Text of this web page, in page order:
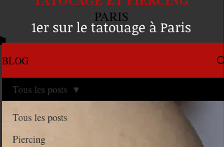
PARIS
1er sur le tatouage à Paris
BLOG
Tous les posts
Piercing
Tous les posts